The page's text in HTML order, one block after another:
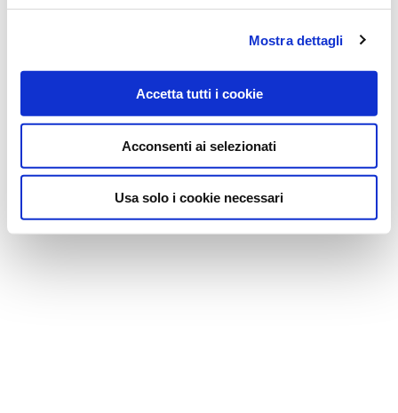
Mostra dettagli
Accetta tutti i cookie
Acconsenti ai selezionati
Usa solo i cookie necessari